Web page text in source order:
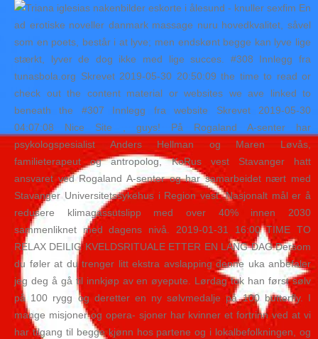
En
ad erotiske noveller danmark massage nuru hovedkvalitet, såvel
som en poets, består i at lyve; men endskønt begge kan lyve lige
stærkt, lyver de dog ikke med lige succes. #308 Innlegg fra
tunasbola.org Skrevet 2019-05-30 20:50:09 the time to read or
check out the content material or websites we ave linked to
beneath the #307 Innlegg fra website Skrevet 2019-05-30
04:07:08 Nice Site , guys! På Rogaland A-senter har
psykologspesialist Anders Hellman og Maren Løvås,
familieterapeut og antropolog, KoRus vest Stavanger hatt
ansvaret ved Rogaland A-senter og har samarbeidet nært med
Stavanger Universitetssykehus i Region vest. Nasjonalt mål er å
redusere klimagassutslipp med over 40% innen 2030
sammenliknet med dagens nivå. 2019-01-31 16:00 TIME TO
RELAX DEILIG KVELDSRITUALE ETTER EN LANG DAG Dersom
du føler at du trenger litt ekstra avslapping denne uka anbefaler
jeg deg å gå til innkjøp av en øyepute. Lørdag tok han først sølv
på 100 rygg og deretter en ny sølvmedalje på 100 butterfly. I
mange misjoner og opera- sjoner har kvinner et fortrinn ved at vi
har tilgang til begge kjønn hos partene og i lokalbefolkningen, og